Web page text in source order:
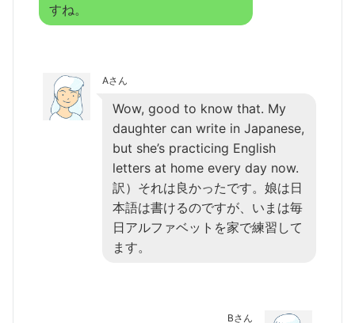
すね。
Aさん
Wow, good to know that. My
daughter can write in Japanese,
but she’s practicing English
letters at home every day now.
訳）それは良かったです。娘は日
本語は書けるのですが、いまは毎
日アルファベットを家で練習して
ます。
Bさん